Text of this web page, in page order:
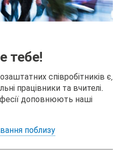
тебе!
співробітників є,
працівники та вчителі.
доповнюють наші
поблизу